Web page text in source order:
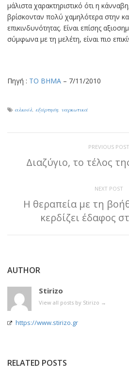
μάλιστα χαρακτηριστικό ότι η
βρίσκονταν πολύ χαμηλότερα στην
επικινδυνότητας. Είναι επίσης
σύμφωνα με τη μελέτη, είναι πιο
Πηγή : ΤΟ ΒΗΜΑ – 7/11/2010
αλκοόλ εξάρτηση ναρκωτικά
PREVIOUS POST
Διαζύγιο, το τέλος
NEXT POST
Η θεραπεία με τη
κερδίζει έδαφος
AUTHOR
Stirizo
View all posts by Stirizo →
https://www.stirizo.gr
RELATED POSTS